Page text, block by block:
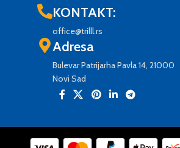
KONTAKT:
office@trilll.rs
Adresa
Bulevar Patrijarha Pavla 14, 21000
Novi Sad